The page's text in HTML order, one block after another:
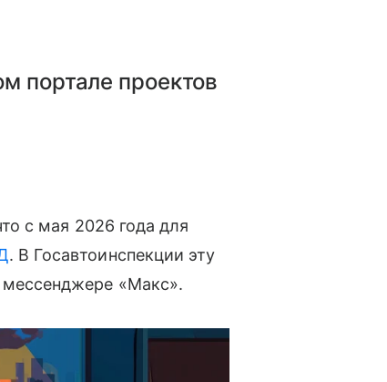
портале проектов
с мая 2026 года для
. В Госавтоинспекции эту
«Макс».